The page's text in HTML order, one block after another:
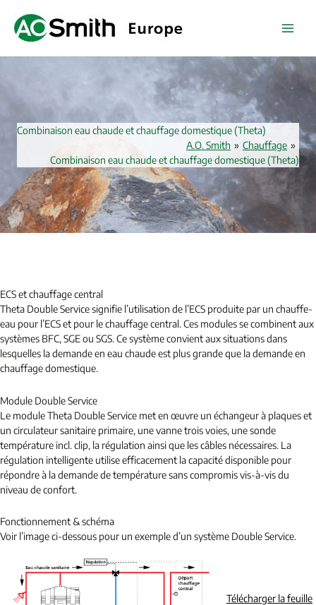
content
Combinaison eau chaude et chauffage domestique (Theta)
A.O. Smith » Chauffage »
Combinaison eau chaude et chauffage domestique (Theta)
ECS et chauffage central
Theta Double Service signifie l’utilisation de l’ECS produite par un chauffe-
eau pour l’ECS et pour le chauffage central. Ces modules se combinent aux
systèmes BFC, SGE ou SGS. Ce système convient aux situations dans
lesquelles la demande en eau chaude est plus grande que la demande en
chauffage domestique.
Module Double Service
Le module Theta Double Service met en œuvre un échangeur à plaques et
un circulateur sanitaire primaire, une vanne trois voies, une sonde
température incl. clip, la régulation ainsi que les câbles nécessaires. La
régulation intelligente utilise efficacement la capacité disponible pour
répondre à la demande de température sans compromis vis-à-vis du
niveau de confort.
Fonctionnement & schéma
Voir l’image ci-dessous pour un exemple d’un système Double Service.
Télécharger la feuille